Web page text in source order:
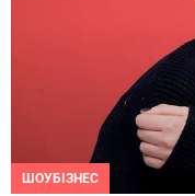
ШОУБІЗНЕС